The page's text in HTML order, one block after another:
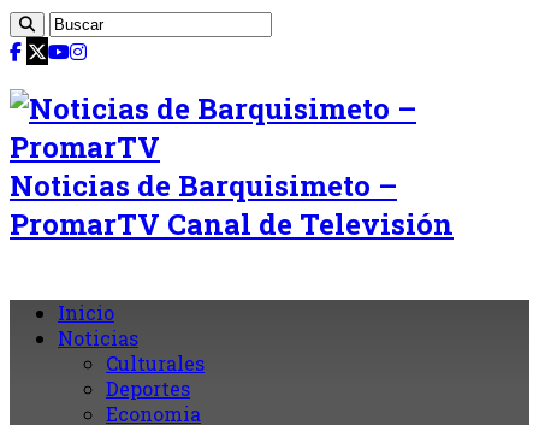
Noticias de Barquisimeto –
PromarTV Canal de Televisión
Inicio
Noticias
Culturales
Deportes
Economia